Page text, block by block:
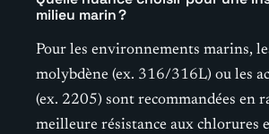
milieu marin ?
Pour les environnements marins,
molybdène (ex. 316/316L) ou les
(ex. 2205) sont recommandées en
meilleure résistance aux chlorures